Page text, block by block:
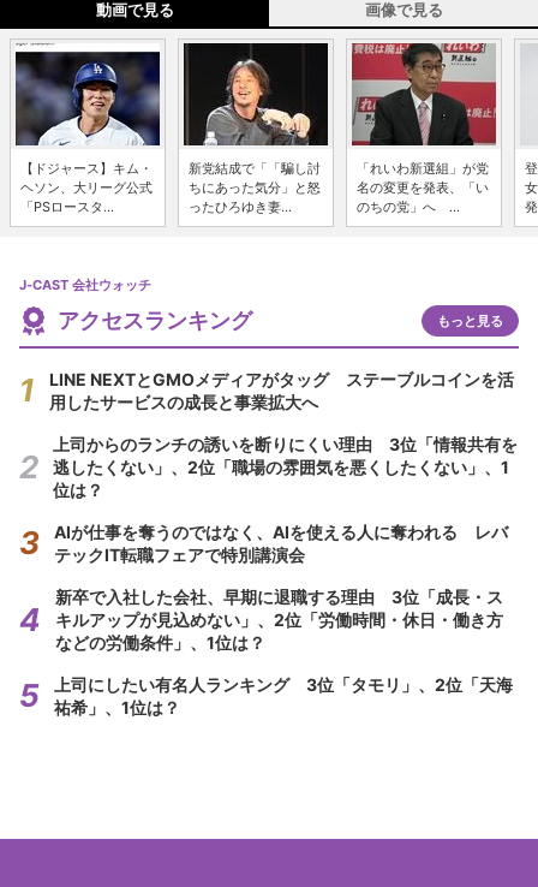
動画で見る 画像で見る
【ドジャース】キム・
ヘソン、大リーグ公式
「PSロースタ...
新党結成で「「騙し討
ちにあった気分」と怒
ったひろゆき妻...
「れいわ新選組」が党
名の変更を発表、「い
のちの党」へ ...
J-CAST 会社ウォッチ
アクセスランキング もっと見る
LINE NEXTとGMOメディアがタッグ ステーブルコインを活
用したサービスの成長と事業拡大へ
上司からのランチの誘いを断りにくい理由 3位「情報共有を
逃したくない」、2位「職場の雰囲気を悪くしたくない」、1
位は？
AIが仕事を奪うのではなく、AIを使える人に奪われる レバ
テックIT転職フェアで特別講演会
新卒で入社した会社、早期に退職する理由 3位「成長・ス
キルアップが見込めない」、2位「労働時間・休日・働き方
などの労働条件」、1位は？
上司にしたい有名人ランキング 3位「タモリ」、2位「天海
祐希」、1位は？